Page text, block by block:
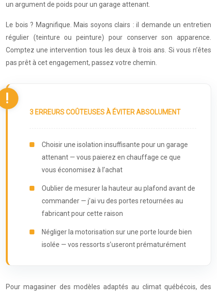
un argument de poids pour un garage attenant.
Le bois ? Magnifique. Mais soyons clairs : il demande un entretien
régulier (teinture ou peinture) pour conserver son apparence.
Comptez une intervention tous les deux à trois ans. Si vous n’êtes
pas prêt à cet engagement, passez votre chemin.
3 ERREURS COÛTEUSES À ÉVITER ABSOLUMENT
Choisir une isolation insuffisante pour un garage
attenant — vous paierez en chauffage ce que
vous économisez à l’achat
Oublier de mesurer la hauteur au plafond avant de
commander — j’ai vu des portes retournées au
fabricant pour cette raison
Négliger la motorisation sur une porte lourde bien
isolée — vos ressorts s’useront prématurément
Pour magasiner des modèles adaptés au climat québécois, des